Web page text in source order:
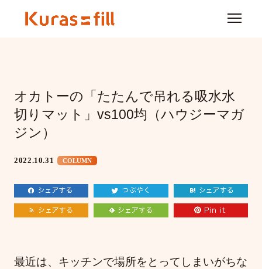
オカトーの「たたんで吊れる吸水水
切りマット」vs100均（ハウジーマガ
ジン）
2022.10.31 COLUMN
最近は、キッチンで場所をとってしまいがちな